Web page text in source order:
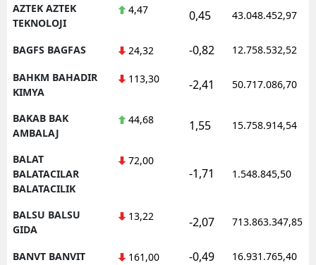
AZTEK AZTEK
TEKNOLOJI
4,47 0,45 43.048.452,97
BAGFS BAGFAS 24,32 -0,82 12.758.532,52
BAHKM BAHADIR
KIMYA
113,30 -2,41 50.717.086,70
BAKAB BAK
AMBALAJ
44,68 1,55 15.758.914,54
BALAT
BALATACILAR
BALATACILIK
72,00
-1,71 1.548.845,50
BALSU BALSU
GIDA
13,22 -2,07 713.863.347,85
BANVT BANVIT 161,00 -0,49 16.931.765,40